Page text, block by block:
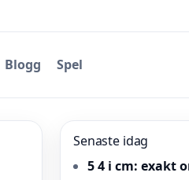
Blogg Spel
Senaste idag
5 4 i cm: exakt